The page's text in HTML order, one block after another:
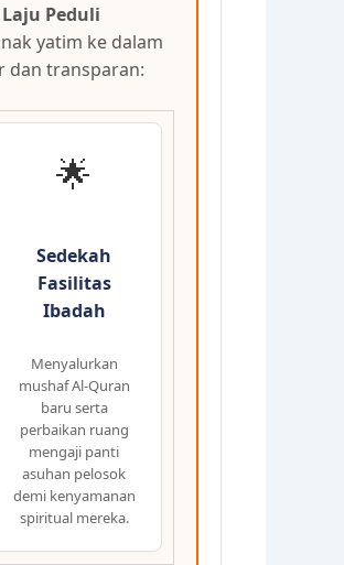
Laju Peduli
yatim ke dalam
dan transparan:
🌟
Sedekah
Fasilitas
Ibadah
Menyalurkan
mushaf Al-Quran
baru serta
perbaikan ruang
mengaji panti
asuhan pelosok
demi kenyamanan
spiritual mereka.